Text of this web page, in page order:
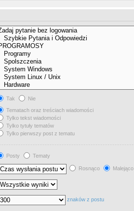
Tak
Nie
Tematach oraz treściach wiadomości
Tylko tekst wiadomości
Tylko tytuły tematów
Tylko pierwszy post z tematu
Posty
Tematy
Rosnąco Malejąco
znaków z postu